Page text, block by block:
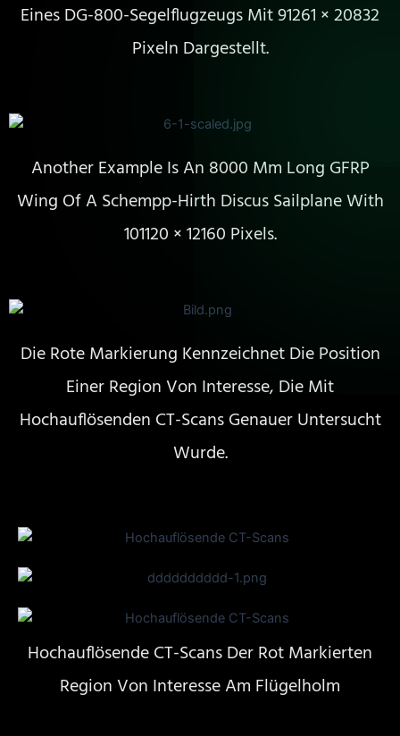
Eines DG-800-Segelflugzeugs Mit 91261 × 20832
Pixeln Dargestellt.
Another Example Is An 8000 Mm Long GFRP
Wing Of A Schempp-Hirth Discus Sailplane With
101120 × 12160 Pixels.
Die Rote Markierung Kennzeichnet Die Position
Einer Region Von Interesse, Die Mit
Hochauflösenden CT-Scans Genauer Untersucht
Wurde.
Hochauflösende CT-Scans Der Rot Markierten
Region Von Interesse Am Flügelholm